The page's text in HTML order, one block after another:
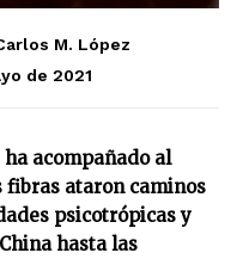
M. López
de 2021
acompañado al
fibras ataron caminos
psicotrópicas y
hasta las